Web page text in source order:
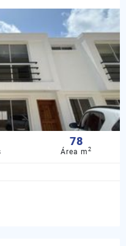
78
Área m2